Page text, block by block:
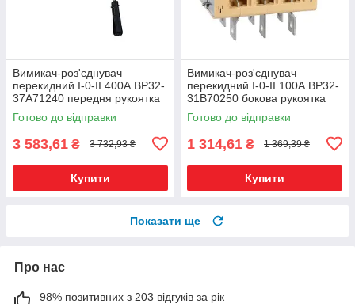
Вимикач-роз'єднувач
перекидний I-0-II 400А ВР32-
37A71240 передня рукоятка
Готово до відправки
3 583,61 ₴ 3 732,93 ₴
Купити
Вимикач-роз'єднувач
перекидний I-0-II 100А ВР32-
31B70250 бокова рукоятка
права-ліва без ДГК
Готово до відправки
1 314,61 ₴ 1 369,39 ₴
Купити
Показати ще
Про нас
98% позитивних з 203 відгуків за рік